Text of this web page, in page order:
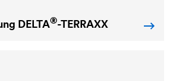
DELTA®-TERRAXX